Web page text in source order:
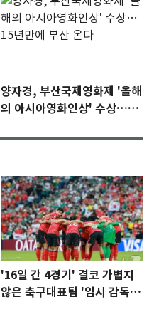
양자경, 부산국제영화제 '올해
의 아시아영화인상' 수상…15
'16일 간 4경기' 결코 가볍지
않은 축구대표팀 '임시 감독'